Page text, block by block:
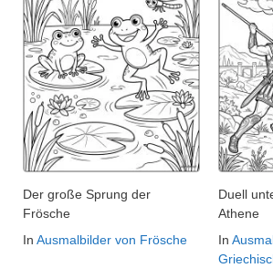
Der große Sprung der
Frösche
In Ausmalbilder von Frösche
Duell
Athene
In